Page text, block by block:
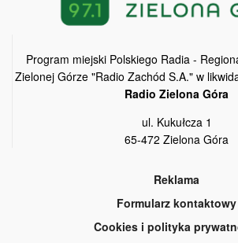
Program miejski Polskiego Radia -
Zielonej Górze "Radio Zachód S.A." w
Radio Zielona Góra
ul. Kukułcza 1
65-472 Zielona Góra
Reklama
Formularz kontaktowy
Cookies i polityka